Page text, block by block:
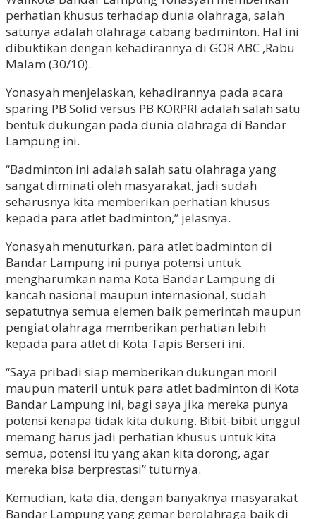
perhatian khusus terhadap dunia olahraga, salah
satunya adalah olahraga cabang badminton. Hal ini
dibuktikan dengan kehadirannya di GOR ABC ,Rabu
Malam (30/10).
Yonasyah menjelaskan, kehadirannya pada acara
sparing PB Solid versus PB KORPRI adalah salah satu
bentuk dukungan pada dunia olahraga di Bandar
Lampung ini.
“Badminton ini adalah salah satu olahraga yang
sangat diminati oleh masyarakat, jadi sudah
seharusnya kita memberikan perhatian khusus
kepada para atlet badminton,” jelasnya.
Yonasyah menuturkan, para atlet badminton di
Bandar Lampung ini punya potensi untuk
mengharumkan nama Kota Bandar Lampung di
kancah nasional maupun internasional, sudah
sepatutnya semua elemen baik pemerintah maupun
pengiat olahraga memberikan perhatian lebih
kepada para atlet di Kota Tapis Berseri ini.
“Saya pribadi siap memberikan dukungan moril
maupun materil untuk para atlet badminton di Kota
Bandar Lampung ini, bagi saya jika mereka punya
potensi kenapa tidak kita dukung. Bibit-bibit unggul
memang harus jadi perhatian khusus untuk kita
semua, potensi itu yang akan kita dorong, agar
mereka bisa berprestasi” tuturnya.
Kemudian, kata dia, dengan banyaknya masyarakat
Bandar Lampung yang gemar berolahraga baik di